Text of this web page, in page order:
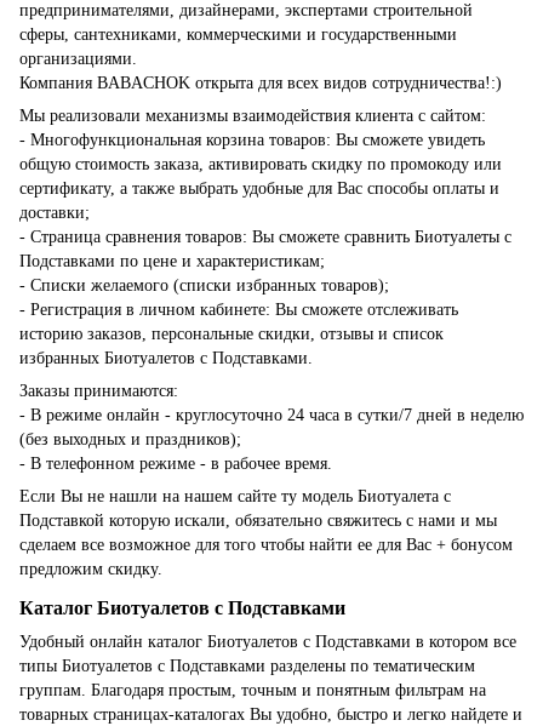
предпринимателями, дизайнерами, экспертами строительной
сферы, сантехниками, коммерческими и государственными
организациями.
Компания BABACHOK открыта для всех видов сотрудничества!:)
Мы реализовали механизмы взаимодействия клиента с сайтом:
- Многофункциональная корзина товаров: Вы сможете увидеть
общую стоимость заказа, активировать скидку по промокоду или
сертификату, а также выбрать удобные для Вас способы оплаты и
доставки;
- Страница сравнения товаров: Вы сможете сравнить Биотуалеты с
Подставками по цене и характеристикам;
- Списки желаемого (списки избранных товаров);
- Регистрация в личном кабинете: Вы сможете отслеживать
историю заказов, персональные скидки, отзывы и список
избранных Биотуалетов с Подставками.
Заказы принимаются:
- В режиме онлайн - круглосуточно 24 часа в сутки/7 дней в неделю
(без выходных и праздников);
- В телефонном режиме - в рабочее время.
Если Вы не нашли на нашем сайте ту модель Биотуалета с
Подставкой которую искали, обязательно свяжитесь с нами и мы
сделаем все возможное для того чтобы найти ее для Вас + бонусом
предложим скидку.
Каталог Биотуалетов с Подставками
Удобный онлайн каталог Биотуалетов с Подставками в котором все
типы Биотуалетов с Подставками разделены по тематическим
группам. Благодаря простым, точным и понятным фильтрам на
товарных страницах-каталогах Вы удобно, быстро и легко найдете и